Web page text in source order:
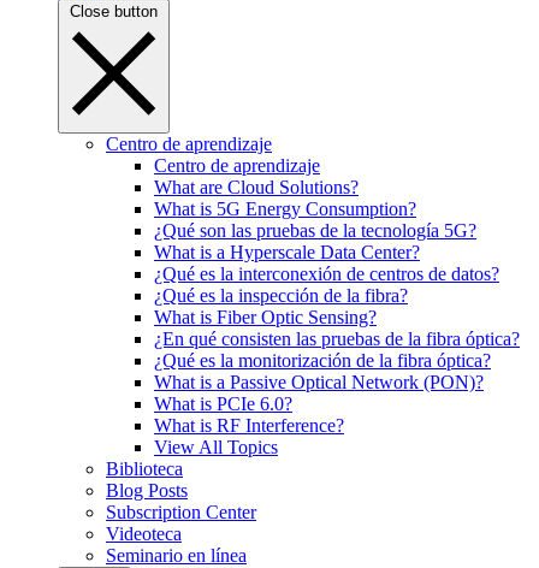
Close button
Centro de aprendizaje
Centro de aprendizaje
What are Cloud Solutions?
What is 5G Energy Consumption?
¿Qué son las pruebas de la tecnología 5G?
What is a Hyperscale Data Center?
¿Qué es la interconexión de centros de datos?
¿Qué es la inspección de la fibra?
What is Fiber Optic Sensing?
¿En qué consisten las pruebas de la fibra óptica?
¿Qué es la monitorización de la fibra óptica?
What is a Passive Optical Network (PON)?
What is PCIe 6.0?
What is RF Interference?
View All Topics
Biblioteca
Blog Posts
Subscription Center
Videoteca
Seminario en línea